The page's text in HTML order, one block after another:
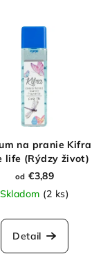
na pranie Kifra
life (Rýdzy život)
od €3,89
Skladom (2 ks)
Detail